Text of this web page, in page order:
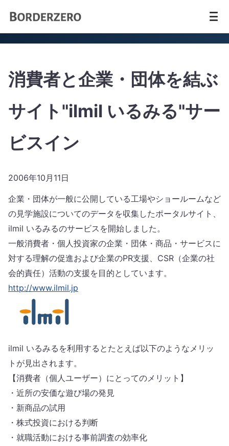
消費者と企業・団体を結ぶ
サイト"ilmil いるみる"サー
ビスイン
2006年10月11日
企業・団体が一般に公開している工場やショールームなど
の見学施設についてのデータを収集したポータルサイト、
ilmil いるみるのサービスを開始しました。
一般消費者・個人投資家の企業・団体・商品・サービスに
対する理解の促進および企業のPR支援、CSR（企業の社
会的責任）活動の支援を目的としています。
http://www.ilmil.jp
ilmil いるみるを利用するとたとえば以下のようなメリッ
トが見出されます。
【消費者（個人ユーザー）にとってのメリット】
・近所の安価な遊び場の発見
・新商品の試用
・株式投資における判断
・就職活動における事前調査の効率化